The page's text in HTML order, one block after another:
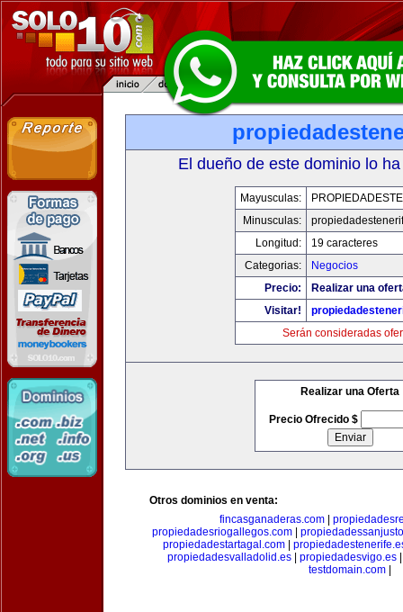
El dueño de este dominio lo
Mayusculas:
Minusculas:
Longitud:
19 caracteres
Categorias:
Negocios
Precio:
Realizar una
Visitar!
Serán consideradas
Realizar una Oferta
Precio Ofrecido $
Otros dominios en venta:
fincasganaderas.com|
propiedadesriogallegos.com|
propiedadestartagal.com|
propiedadesvalladolid.es
propiedadesvigo.es
testdomain.com